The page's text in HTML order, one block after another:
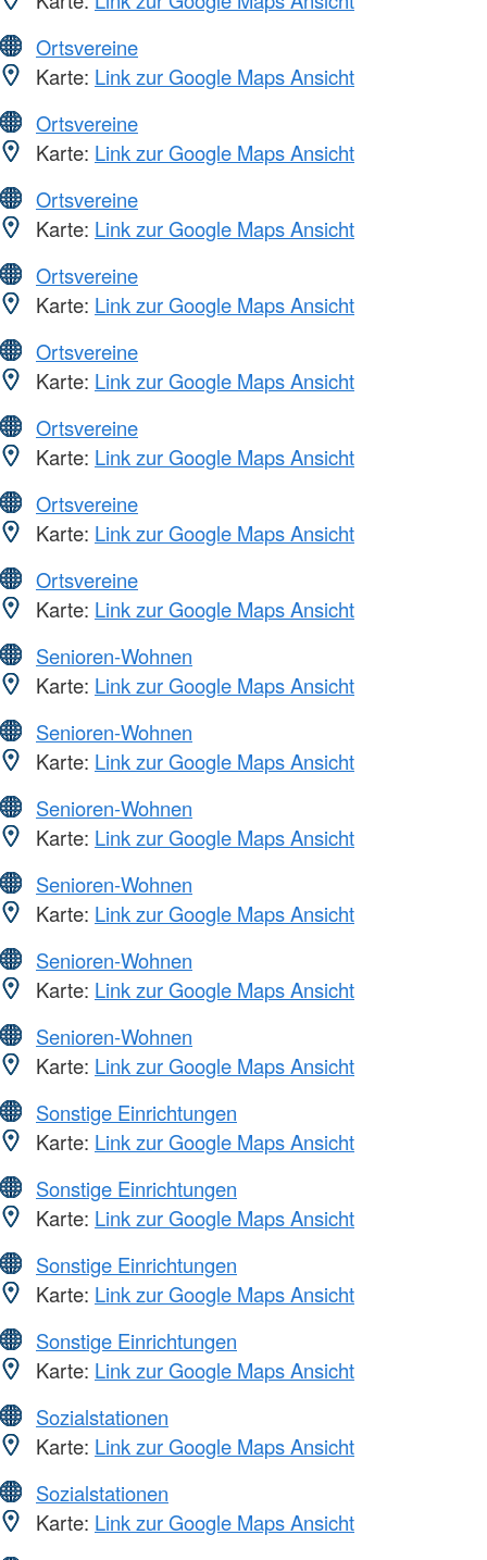
Ortsvereine
Karte: Link zur Google Maps Ansicht
Ortsvereine
Karte: Link zur Google Maps Ansicht
Ortsvereine
Karte: Link zur Google Maps Ansicht
Ortsvereine
Karte: Link zur Google Maps Ansicht
Ortsvereine
Karte: Link zur Google Maps Ansicht
Ortsvereine
Karte: Link zur Google Maps Ansicht
Ortsvereine
Karte: Link zur Google Maps Ansicht
Ortsvereine
Karte: Link zur Google Maps Ansicht
Senioren-Wohnen
Karte: Link zur Google Maps Ansicht
Senioren-Wohnen
Karte: Link zur Google Maps Ansicht
Senioren-Wohnen
Karte: Link zur Google Maps Ansicht
Senioren-Wohnen
Karte: Link zur Google Maps Ansicht
Senioren-Wohnen
Karte: Link zur Google Maps Ansicht
Senioren-Wohnen
Karte: Link zur Google Maps Ansicht
Sonstige Einrichtungen
Karte: Link zur Google Maps Ansicht
Sonstige Einrichtungen
Karte: Link zur Google Maps Ansicht
Sonstige Einrichtungen
Karte: Link zur Google Maps Ansicht
Sonstige Einrichtungen
Karte: Link zur Google Maps Ansicht
Sozialstationen
Karte: Link zur Google Maps Ansicht
Sozialstationen
Karte: Link zur Google Maps Ansicht